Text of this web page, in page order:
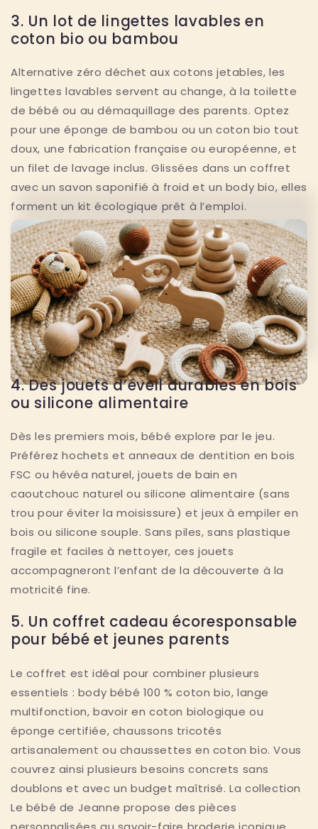
3. Un lot de lingettes lavables en
coton bio ou bambou
Alternative zéro déchet aux cotons jetables, les
lingettes lavables servent au change, à la toilette
de bébé ou au démaquillage des parents. Optez
pour une éponge de bambou ou un coton bio tout
doux, une fabrication française ou européenne, et
un filet de lavage inclus. Glissées dans un coffret
avec un savon saponifié à froid et un body bio, elles
forment un kit écologique prêt à l’emploi.
4. Des jouets d’éveil durables en bois
ou silicone alimentaire
Dès les premiers mois, bébé explore par le jeu.
Préférez hochets et anneaux de dentition en bois
FSC ou hévéa naturel, jouets de bain en
caoutchouc naturel ou silicone alimentaire (sans
trou pour éviter la moisissure) et jeux à empiler en
bois ou silicone souple. Sans piles, sans plastique
fragile et faciles à nettoyer, ces jouets
accompagneront l’enfant de la découverte à la
motricité fine.
5. Un coffret cadeau écoresponsable
pour bébé et jeunes parents
Le coffret est idéal pour combiner plusieurs
essentiels : body bébé 100 % coton bio, lange
multifonction, bavoir en coton biologique ou
éponge certifiée, chaussons tricotés
artisanalement ou chaussettes en coton bio. Vous
couvrez ainsi plusieurs besoins concrets sans
doublons et avec un budget maîtrisé. La collection
Le bébé de Jeanne propose des pièces